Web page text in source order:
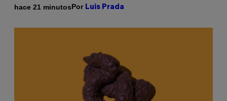
hace 21 minutosPor Luis Prada